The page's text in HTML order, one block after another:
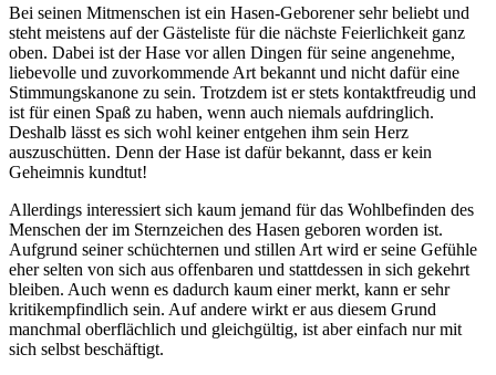
Bei seinen Mitmenschen ist ein Hasen-Geborener sehr beliebt und
steht meistens auf der Gästeliste für die nächste Feierlichkeit ganz
oben. Dabei ist der Hase vor allen Dingen für seine angenehme,
liebevolle und zuvorkommende Art bekannt und nicht dafür eine
Stimmungskanone zu sein. Trotzdem ist er stets kontaktfreudig und
ist für einen Spaß zu haben, wenn auch niemals aufdringlich.
Deshalb lässt es sich wohl keiner entgehen ihm sein Herz
auszuschütten. Denn der Hase ist dafür bekannt, dass er kein
Geheimnis kundtut!
Allerdings interessiert sich kaum jemand für das Wohlbefinden des
Menschen der im Sternzeichen des Hasen geboren worden ist.
Aufgrund seiner schüchternen und stillen Art wird er seine Gefühle
eher selten von sich aus offenbaren und stattdessen in sich gekehrt
bleiben. Auch wenn es dadurch kaum einer merkt, kann er sehr
kritikempfindlich sein. Auf andere wirkt er aus diesem Grund
manchmal oberflächlich und gleichgültig, ist aber einfach nur mit
sich selbst beschäftigt.